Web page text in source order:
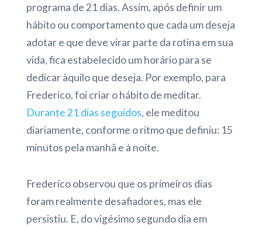
programa de 21 dias. Assim, após definir um
hábito ou comportamento que cada um deseja
adotar e que deve virar parte da rotina em sua
vida, fica estabelecido um horário para se
dedicar àquilo que deseja. Por exemplo, para
Frederico, foi criar o hábito de meditar.
Durante 21 dias seguidos, ele meditou
diariamente, conforme o ritmo que definiu: 15
minutos pela manhã e à noite.
Frederico observou que os primeiros dias
foram realmente desafiadores, mas ele
persistiu. E, do vigésimo segundo dia em